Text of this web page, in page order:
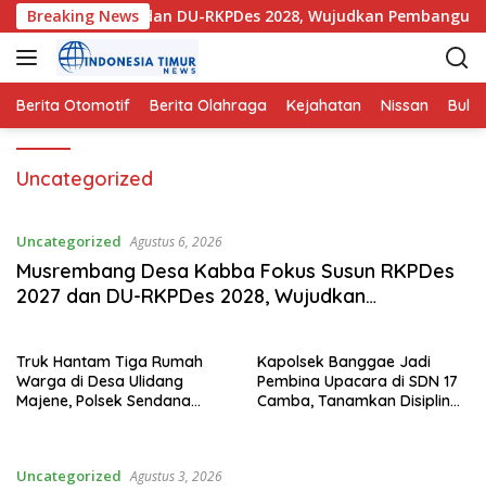
a
g
u
Breaking News
RKPDes 2027 dan DU-RKPDes 2028, Wujudkan
Berita Otomotif Berita Olahraga Kejahatan Nissan
Uncategorized
Uncategorized Agustus 6, 2026
Musrembang Desa Kabba Fokus Susun RKPDes
2027 dan DU-RKPDes 2028, Wujudkan
Truk Hantam Tiga Rumah
Warga di Desa Ulidang
Majene, Polsek Sendana
Kapolsek Banggae Jadi
Pembina Upacara di SDN 17
Camba, Tanamkan Disiplin
Uncategorized Agustus 3, 2026